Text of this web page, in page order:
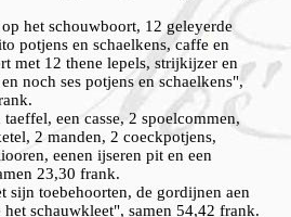
het schouwboort, 12 geleyerde
potjens en schaelkens, caffe en
met 12 thene lepels, strijkijzer en
noch ses potjens en schaelkens",
taeffel, een casse, 2 spoelcommen,
2 manden, 2 coeckpotjens,
eenen ijseren pit en een
23,30 frank.
sijn toebehoorten, de gordijnen aen
het schauwkleet", samen 54,42 frank.